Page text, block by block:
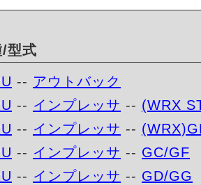
型式
-- アウトバック
-- インプレッサ -- (WRX
-- インプレッサ --
-- インプレッサ -- GC/GF
-- インプレッサ -- GD/GG